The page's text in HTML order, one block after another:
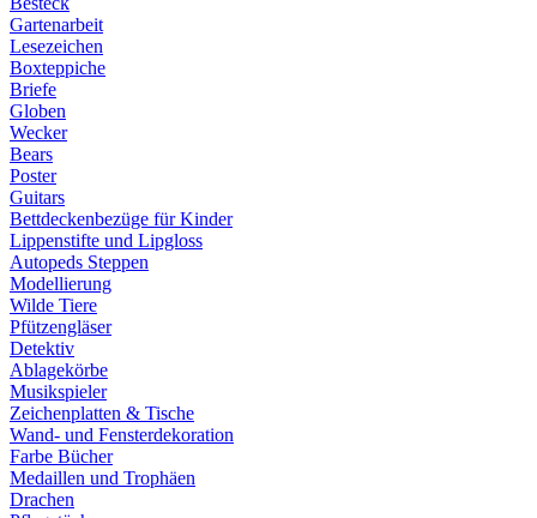
Gartenarbeit
Lesezeichen
Boxteppiche
Briefe
Globen
Wecker
Bears
Poster
Guitars
Bettdeckenbezüge für Kinder
Lippenstifte und Lipgloss
Autopeds Steppen
Modellierung
Wilde Tiere
Pfützengläser
Detektiv
Ablagekörbe
Musikspieler
Zeichenplatten & Tische
Wand- und Fensterdekoration
Farbe Bücher
Medaillen und Trophäen
Drachen